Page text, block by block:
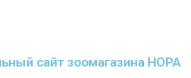
сайт зоомагазина НОРА